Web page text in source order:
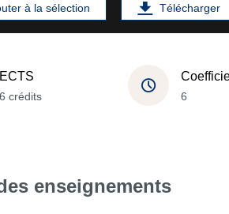
à la sélection Télécharger
ECTS
6 crédits 6
enseignements